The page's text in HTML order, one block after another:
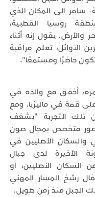
قبل نحو 20000 سنة- سافر إلى المكان الذي
روسيا القطبية،
والأرض. يقول إنه أثناء
الأوائل، تعلم مراقبة
حاضرًا ومستمعًا".
في الـ 13 من عمره، أخفق مع والده في
قمة في ماليزيا. ومع
تلك التجربة "بشغف
متخصص بمجال صون
والسكان الأصليين في
الأخيرة لدى جبال
السكان الأصليين، أو
رسَّخ المسار المهني
الجبل منذ زمن طويل.